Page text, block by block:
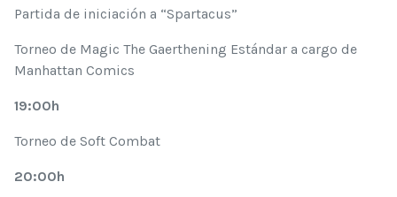
Partida de iniciación a “Spartacus”
Torneo de Magic The Gaerthening Estándar a cargo de
Manhattan Comics
19:00h
Torneo de Soft Combat
20:00h